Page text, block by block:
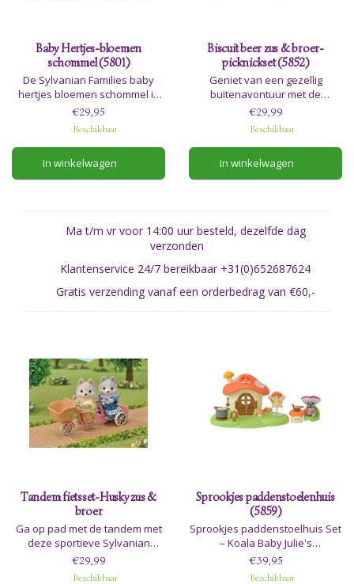
Baby Hertjes-bloemen
schommel (5801)
De Sylvanian Families baby
hertjes bloemen schommel is
een speelse toevoeging aan de
(edel)herten Familie (apart
verkrijgbaar). Deze
betoverende set bestaat uit
hertenbaby's Nova, Rosé en
Baby Aster, allemaal gekleed in
€29,95
Beschikbaar
In winkelwagen
Biscuit beer zus & broer-
picknickset (5852)
Geniet van een gezellig
buitenavontuur met de
Sylvanian Families Biscuit Bear
zus & broer, een heerlijke
picknickset met Theo Biscuit en
Molly Biscuit, het lieve broertje
en zusje uit de Biscuit Beren-
familie.
€29,99
Beschikbaar
In winkelwagen
Ma t/m vr voor 14:00 uur besteld, dezelfde dag
verzonden
Klantenservice 24/7 bereikbaar +31(0)652687624
Gratis verzending vanaf een orderbedrag van €60,-
Tandem fietsset-Husky zus &
broer
Ga op pad met de tandem met
deze sportieve Sylvanian
Families zus en broer Husky.
Adviesleeftijd 3+
€29,99
Beschikbaar
Sprookjes paddenstoelenhuis
(5859)
Sprookjes paddenstoelhuis Set
– Koala Baby Julie's
Bosavontuur
€39,95
Beschikbaar